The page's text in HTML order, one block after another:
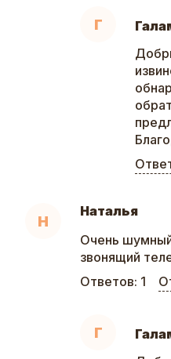
Г
Н
Наталья
Очень
звонящий
Ответов: 1
Г